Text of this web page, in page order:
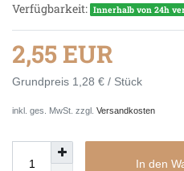
Verfügbarkeit: Innerhalb von 24h
2,55 EUR
Grundpreis 1,28 € / Stück
inkl. ges. MwSt. zzgl. Versandkosten
In den